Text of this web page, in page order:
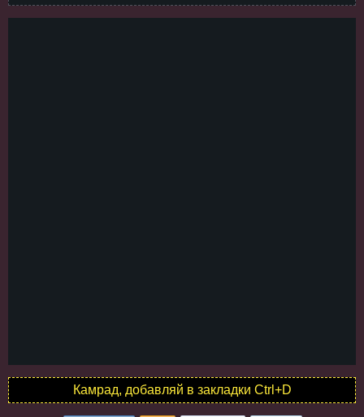
Камрад, добавляй в закладки Ctrl+D